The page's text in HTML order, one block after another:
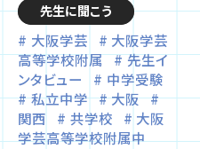
先生に聞こう
大阪学芸
大阪学芸
高等学校附属
先生イ
ンタビュー
中学受験
私立中学
大阪
関西
共学校
大阪
学芸高等学校附属中